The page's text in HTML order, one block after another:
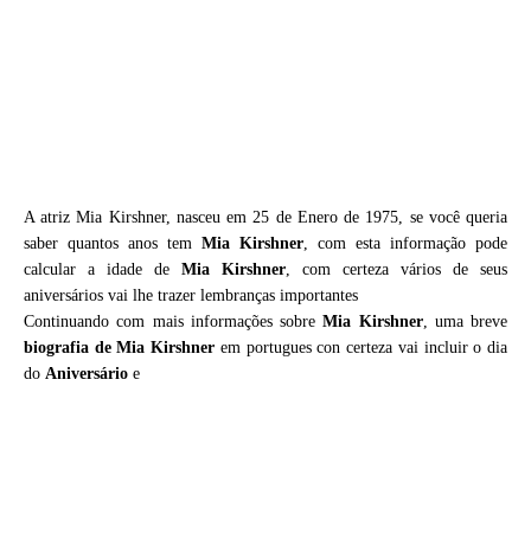
A atriz Mia Kirshner, nasceu em 25 de Enero de 1975, se você queria
saber quantos anos tem Mia Kirshner, com esta informação pode
calcular a idade de Mia Kirshner, com certeza vários de seus
aniversários vai lhe trazer lembranças importantes
Continuando com mais informações sobreMia Kirshner, uma breve
biografia deMia Kirshner em portugues con certeza vai incluir o dia
do Aniversário e